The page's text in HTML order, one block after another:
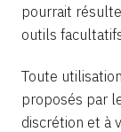
pourrait
outils
Toute
proposés par
discrétion et à